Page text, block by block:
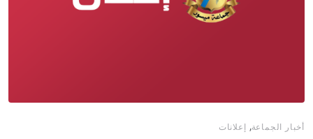
أخبار الجماعة, إعلانات